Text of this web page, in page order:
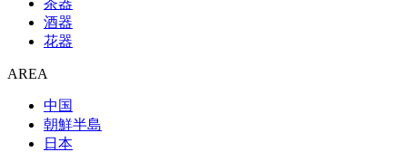
茶器
酒器
花器
AREA
中国
朝鮮半島
日本